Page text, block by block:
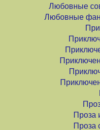
Любовные
Любовные
Проза
Проза